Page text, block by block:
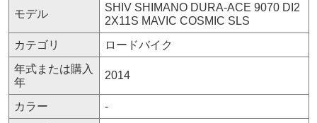
モデル
SHIV SHIMANO DURA-ACE 9070 DI2
2X11S MAVIC COSMIC SLS
カテゴリ
ロードバイク
年式または購入
年
2014
カラー
-